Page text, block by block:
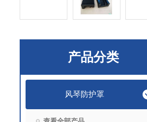
产品分类
风琴防护罩